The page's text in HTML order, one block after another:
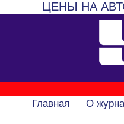
ЦЕНЫ НА
Главная О